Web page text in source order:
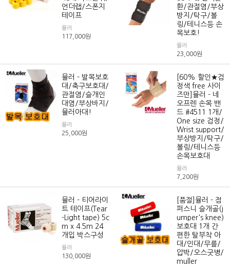
언더랩/스폰지
테이프
뮬러
117,000원
환/관절염/부상
방지/탁구/볼
링/테니스등 손
목보호!
뮬러
23,000원
뮬러 - 발목보호
대/축구보호대/
관절염/슬개인
대염/부상바지/
뮬러아대!
뮬러
25,000원
[60% 할인★검
정색 free 사이
즈만]뮬러 - 네
오프렌 손목 밴
드 #4511 1개/
One size 검정/
Wrist support/
부상방지/탁구/
볼링/테니스등
손목보호대
뮬러
7,200원
뮬러 - 티어라이
트 테이프(Tear
-Light tape) 5c
m x 4.5m 24
개입 박스구성
뮬러
130,000원
[품절]뮬러 - 점
퍼스니 슬개골(j
umper's knee)
보호대 1개 간
편한 탈부착 아
대/인대/무릎/
압박/오스굿병/
muller